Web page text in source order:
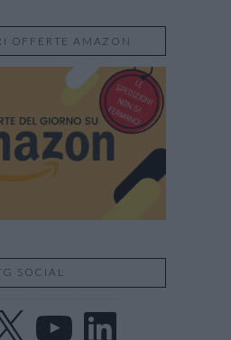
OFFERTE AMAZON
SOCIAL
YouTube LinkedIn